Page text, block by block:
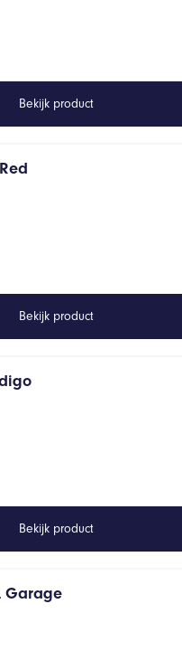
Bekijk product
Bekijk product
Bekijk product
Garage